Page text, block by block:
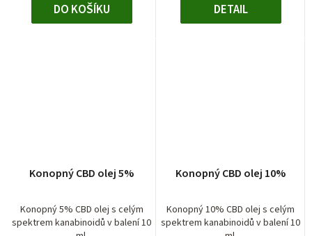
DO KOŠÍKU DETAIL
Konopný CBD olej 5%
Konopný 5% CBD olej s celým
spektrem kanabinoidů v balení 10
Konopný CBD olej 10%
Konopný 10% CBD olej s celým
spektrem kanabinoidů v balení 10